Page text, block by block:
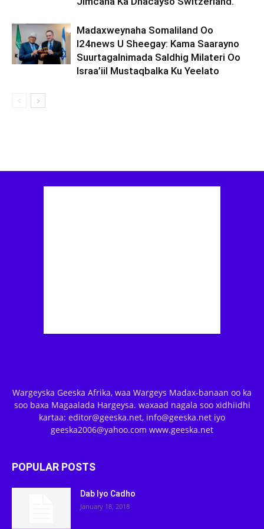
Madaxweynaha Somaliland Oo
I24news U Sheegay: Kama Saarayno
Suurtagalnimada Saldhig Milateri Oo
Israa’iil Mustaqbalka Ku Yeelato
Wargeyska Geeska Afrika, waa Wargeys Madax-banaan oo ka
soo baxa Magaalada Hargeysa. waxaad nagala soo xidhiidhi
kartaa: editor@geeska.net, info@geeska.net iyo
geeska2006@yahoo.com www.geeska.net
POPULAR POSTS
Dab Iyo Cadho
January 18, 2018